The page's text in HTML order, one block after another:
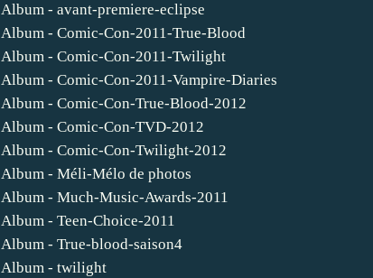
Album - avant-premiere-eclipse
Album - Comic-Con-2011-True-Blood
Album - Comic-Con-2011-Twilight
Album - Comic-Con-2011-Vampire-Diaries
Album - Comic-Con-True-Blood-2012
Album - Comic-Con-TVD-2012
Album - Comic-Con-Twilight-2012
Album - Méli-Mélo de photos
Album - Much-Music-Awards-2011
Album - Teen-Choice-2011
Album - True-blood-saison4
Album - twilight